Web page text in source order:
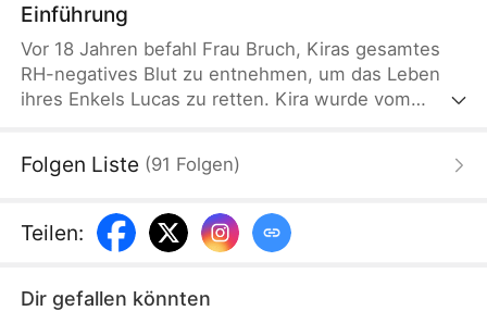
Einführung
Vor 18 Jahren befahl Frau Bruch, Kiras gesamtes
RH-negatives Blut zu entnehmen, um das Leben
ihres Enkels Lucas zu retten. Kira wurde vom
von Frank entdeckt, mit einer neuen Name Emilia.
Scholz gab sich als Kira aus, wurde schließlich
entlarvt. Emilia kehrte dank Anna und Lucke
Folgen Liste (91 Folgen)
Teilen:
Dir gefallen könnten